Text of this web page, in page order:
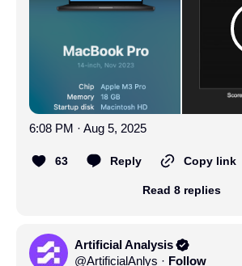
6:08 PM · Aug 5, 2025
63 Reply Copy link
Read 8 replies
Artificial Analysis
@ArtificialAnlys · Follow